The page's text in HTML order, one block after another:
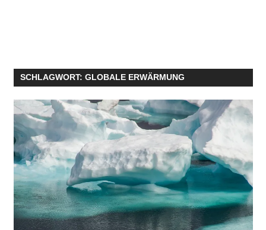
SCHLAGWORT: GLOBALE ERWÄRMUNG